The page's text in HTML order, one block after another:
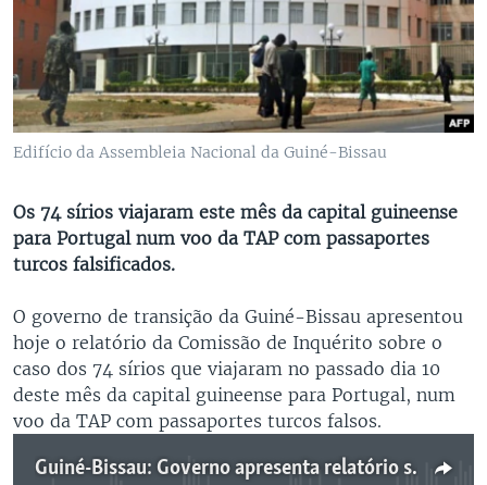
Edifício da Assembleia Nacional da Guiné-Bissau
Os 74 sírios viajaram este mês da capital guineense
para Portugal num voo da TAP com passaportes
turcos falsificados.
O governo de transição da Guiné-Bissau apresentou
hoje o relatório da Comissão de Inquérito sobre o
caso dos 74 sírios que viajaram no passado dia 10
deste mês da capital guineense para Portugal, num
voo da TAP com passaportes turcos falsos.
Guiné-Bissau: Governo apresenta relatório sobre caso dos cidadãos sírios 2:45